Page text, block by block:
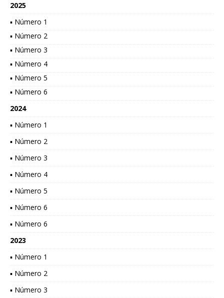
2025
▪ Número 1
▪ Número 2
▪ Número 3
▪ Número 4
▪ Número 5
▪ Número 6
2024
▪ Número 1
▪ Número 2
▪ Número 3
▪ Número 4
▪ Número 5
▪ Número 6
▪ Número 6
2023
▪ Número 1
▪ Número 2
▪ Número 3